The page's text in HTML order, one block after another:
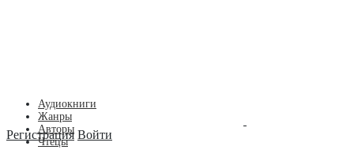
Регистрация Войти
Аудиокниги
Жанры
Авторы
Чтецы